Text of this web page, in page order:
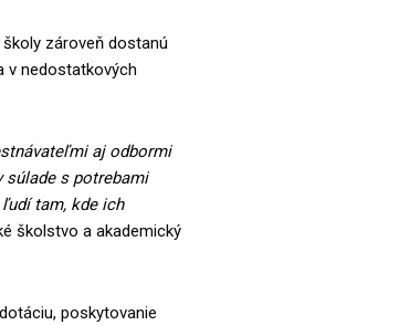
zároveň dostanú
v nedostatkových
aj odbormi
súlade s potrebami
tam, kde ich
školstvo a akademický
poskytovanie